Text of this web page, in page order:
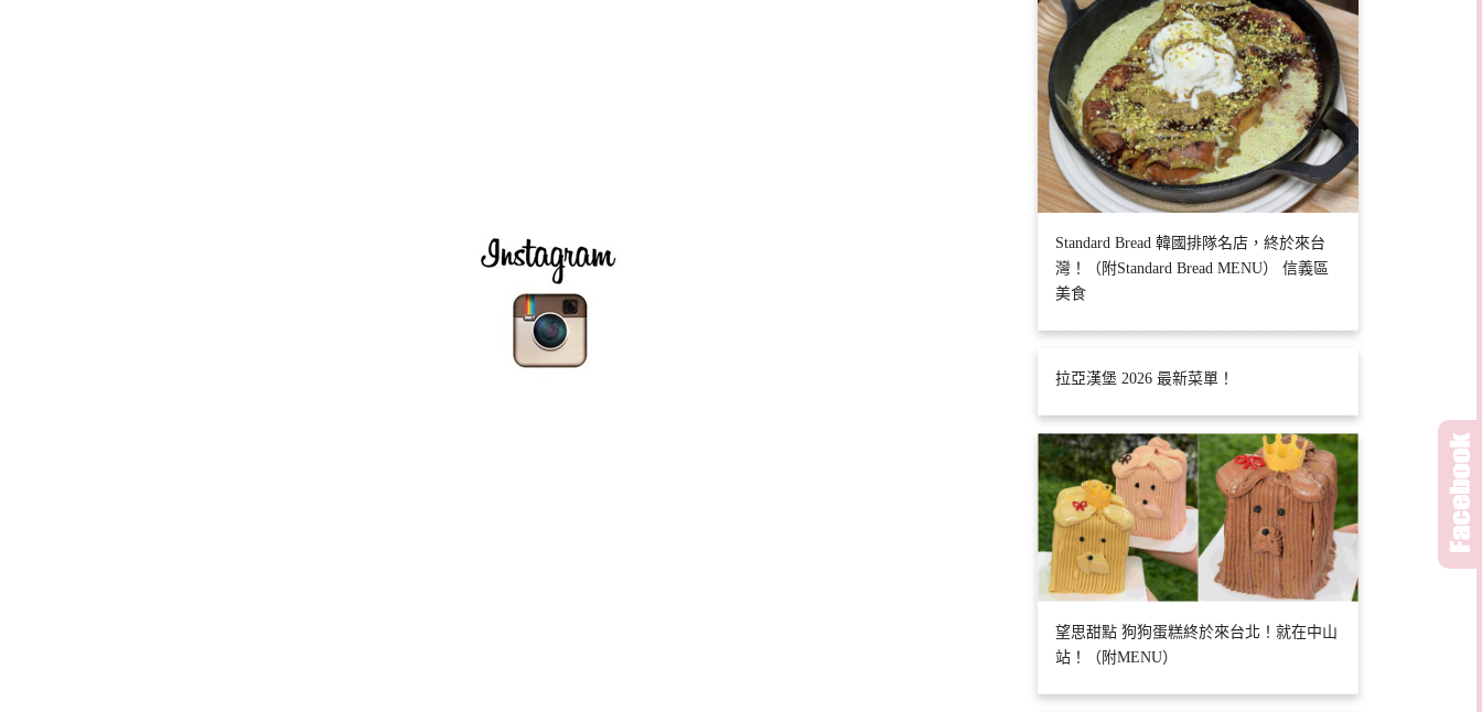
Standard Bread 韓國排隊名店，終於來台
灣！（附Standard Bread MENU） 信義區
美食
拉亞漢堡 2026 最新菜單！
望思甜點 狗狗蛋糕終於來台北！就在中山
站！（附MENU）